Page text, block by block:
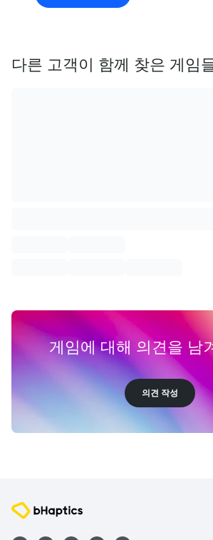
다른 고객이 함께 찾은 게임
게임에 대해 의견을 남
의견 작성